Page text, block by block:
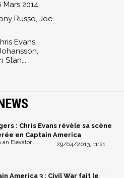
Mars 2014
Russo, Joe
Evans,
Stan...
: Chris Evans révèle sa scène
en Captain America
29/04/2013, 11:21
an Elevator...
America 3 : Civil War fait le